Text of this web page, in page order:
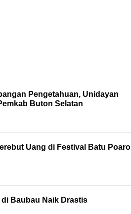
Pengetahuan, Unidayan
Buton Selatan
Uang di Festival Batu Poaro
Baubau Naik Drastis